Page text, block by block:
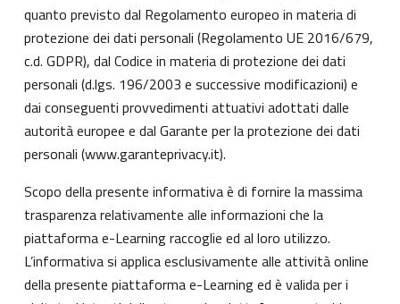
quanto previsto dal Regolamento europeo in materia di
protezione dei dati personali (Regolamento UE 2016/679,
c.d. GDPR), dal Codice in materia di protezione dei dati
personali (d.lgs. 196/2003 e successive modificazioni) e
dai conseguenti provvedimenti attuativi adottati dalle
autorità europee e dal Garante per la protezione dei dati
personali (www.garanteprivacy.it).
Scopo della presente informativa è di fornire la massima
trasparenza relativamente alle informazioni che la
piattaforma e-Learning raccoglie ed al loro utilizzo.
L’informativa si applica esclusivamente alle attività online
della presente piattaforma e-Learning ed è valida per i